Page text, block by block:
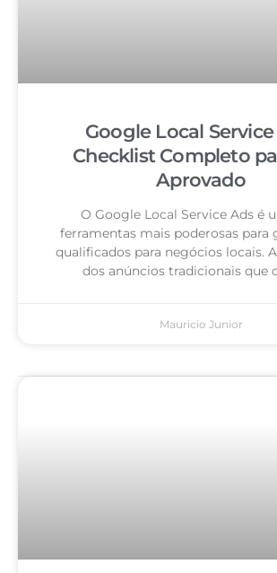
Google Local Service
Checklist Completo
Aprovado
O Google Local Service Ads é
ferramentas mais poderosas para
qualificados para negócios locais.
dos anúncios tradicionais que
Mauricio Junior